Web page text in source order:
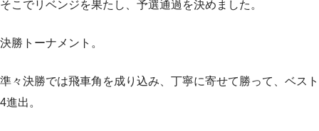
そこでリベンジを果たし、予選通過を決めました。
決勝トーナメント。
準々決勝では飛車角を成り込み、丁寧に寄せて勝って、ベスト
4進出。